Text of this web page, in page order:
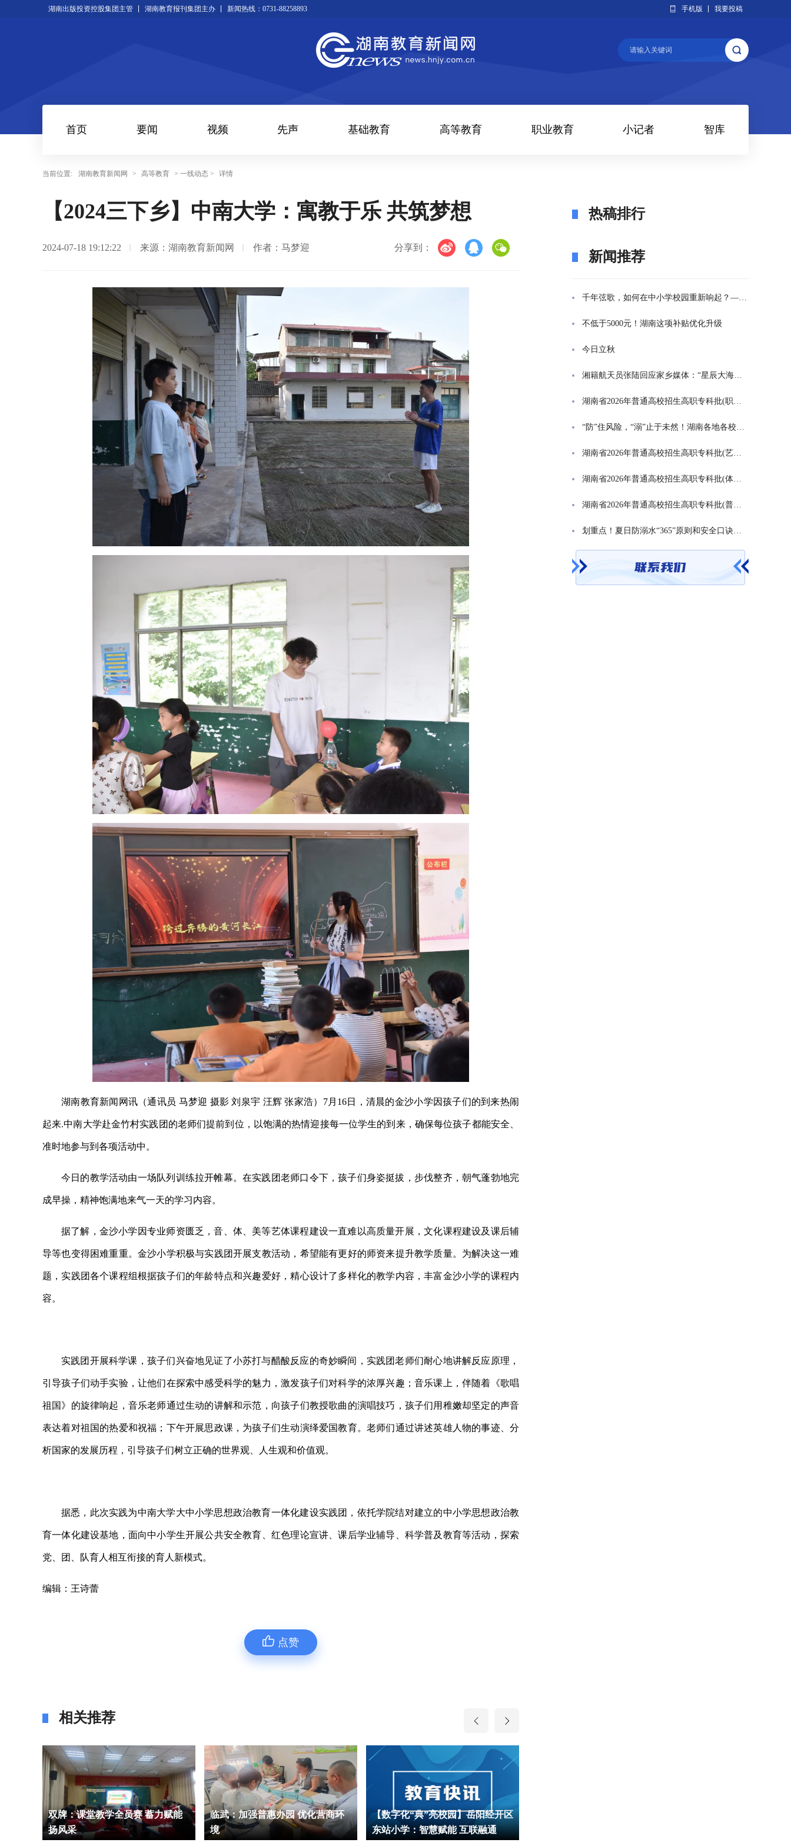
湖南出版投资控股集团主管 湖南教育报刊集团主办 新闻热线：0731-88258893 手机版 我要投稿
首页 要闻 视频 先声 基础教育 高等教育 职业教育 小记者 智库
当前位置: 湖南教育新闻网 > 高等教育 > 一线动态 > 详情
【2024三下乡】中南大学：寓教于乐 共筑梦想
2024-07-18 19:12:22 来源：湖南教育新闻网 作者：马梦迎 分享到：
湖南教育新闻网讯（通讯员 马梦迎 摄影 刘泉宇 汪辉 张家浩）7月16日，清晨的金沙小学因孩子们的到来热闹
起来.中南大学赴金竹村实践团 的老师们提前到位，以饱满的热情迎接每一位学生的到来，确保每位孩子都能安全、
准时地参与到各项活动中。
今日的教学活动由一场队列训练拉开帷幕。在实践团老师口令下，孩子们身姿挺拔，步伐整齐，朝气蓬勃地完
成早操，精神饱满地来气一天的学习内容。
据了解，金沙小学因专业师资匮乏，音、体、美等艺体课程建设一直难以高质量开展，文化课程建设及课后辅
导等也变得困难重重。金沙小学积极与实践团开展支教活动，希望能有更好的师资来提升教学质量。为解决这一难
题，实践团各个课程组根据孩子们的年龄特点和兴趣爱好，精心设计了多样化的教学内容，丰富金沙小学的课程内
容。
实践团开展科学课，孩子们兴奋地见证了小苏打与醋酸反应的奇妙瞬间，实践团老师们耐心地讲解反应原理，
引导孩子们动手实验，让他们在探索中感受科学的魅力，激发孩子们对科学的浓厚兴趣；音乐课上，伴随着《歌唱
祖国》的旋律响起，音乐老师通过生动的讲解和示范，向孩子们教授歌曲的演唱技巧，孩子们用稚嫩却坚定的声音
表达着对祖国的热爱和祝福；下午开展思政课，为孩子们生动演绎爱国教育。老师们通过讲述英雄人物的事迹、分
析国家的发展历程，引导孩子们树立正确的世界观、人生观和价值观。
据悉，此次实践为中南大学大中小学思想政治教育一体化建设实践团，依托学院结对建立的中小学思想政治教
育一体化建设基地，面向中小学生开展公共安全教育、红色理论宣讲、课后学业辅导、科学普及教育等活动，探索
党、团、队育人相互衔接的育人新模式。
编辑：王诗蕾
点赞
相关推荐
双牌：课堂教学全员赛 蓄力赋能
扬风采
临武：加强普惠办园 优化营商环
境
【数字化“典”亮校园】岳阳经开区
东站小学：智慧赋能 互联融通
热稿排行
新闻推荐
千年弦歌，如何在中小学校园重新响起？——湖南首届中小学书院制建设研讨会观察
不低于5000元！湖南这项补贴优化升级
今日立秋
湘籍航天员张陆回应家乡媒体：“星辰大海是一群人的长征”
湖南省2026年普通高校招生高职专科批(职高对口类)第一次投档分数线
“防”住风险，“溺”止于未然！湖南各地各校打响防溺水“保卫战”
湖南省2026年普通高校招生高职专科批(艺术类)第一次投档分数线
湖南省2026年普通高校招生高职专科批(体育类)第一次投档分数线
湖南省2026年普通高校招生高职专科批(普通类)第一次投档分数线
划重点！夏日防溺水“365”原则和安全口诀一起学